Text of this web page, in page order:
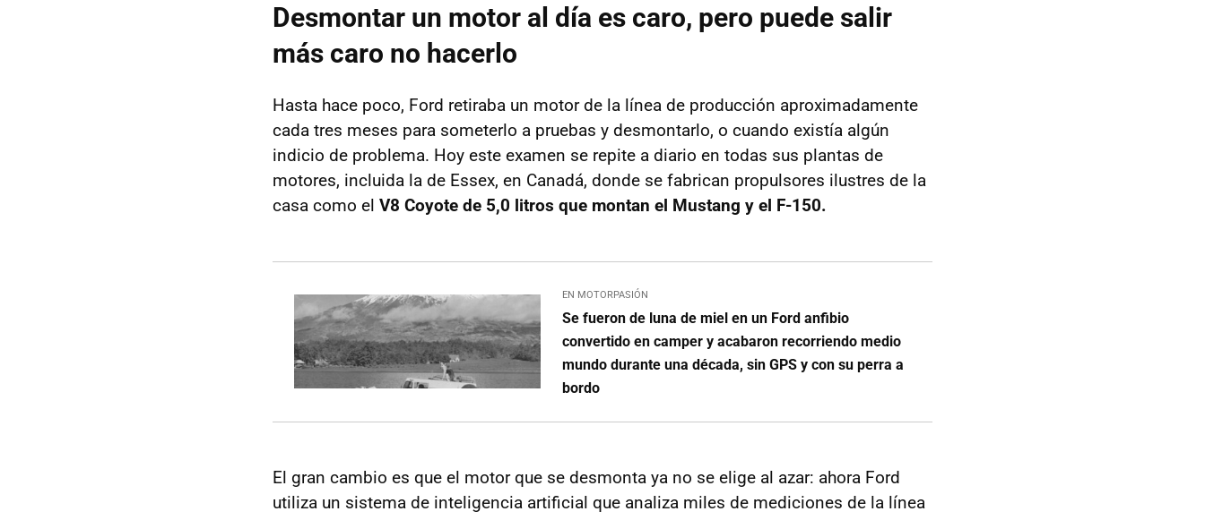
Desmontar un motor al día es caro, pero puede salir
más caro no hacerlo
Hasta hace poco, Ford retiraba un motor de la línea de producción aproximadamente
cada tres meses para someterlo a pruebas y desmontarlo, o cuando existía algún
indicio de problema. Hoy este examen se repite a diario en todas sus plantas de
motores, incluida la de Essex, en Canadá, donde se fabrican propulsores ilustres de la
casa como el V8 Coyote de 5,0 litros que montan el Mustang y el F-150.
EN MOTORPASIÓN
Se fueron de luna de miel en un Ford anfibio
convertido en camper y acabaron recorriendo medio
mundo durante una década, sin GPS y con su perra a
bordo
El gran cambio es que el motor que se desmonta ya no se elige al azar: ahora Ford
utiliza un sistema de inteligencia artificial que analiza miles de mediciones de la línea